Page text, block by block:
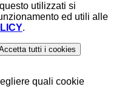
utilizzati si
ed utili alle
.
tutti i cookies
quali cookie